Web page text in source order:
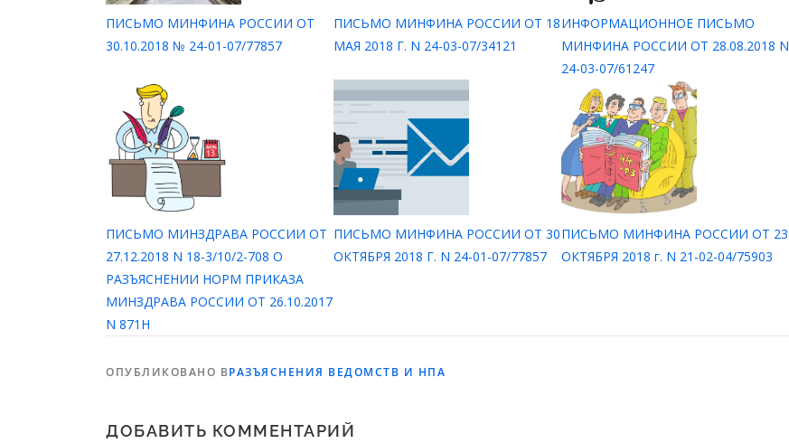
ПИСЬМО МИНФИНА РОССИИ ОТ
30.10.2018 № 24-01-07/77857
ПИСЬМО МИНФИНА РОССИИ ОТ 18
МАЯ 2018 Г. N 24-03-07/34121
ИНФОРМАЦИОННОЕ ПИСЬМО
МИНФИНА РОССИИ ОТ 28.08.2018 N
24-03-07/61247
ПИСЬМО МИНЗДРАВА РОССИИ ОТ
27.12.2018 N 18-3/10/2-708 О
РАЗЪЯСНЕНИИ НОРМ ПРИКАЗА
МИНЗДРАВА РОССИИ ОТ 26.10.2017
N 871Н
ПИСЬМО МИНФИНА РОССИИ ОТ 30
ОКТЯБРЯ 2018 Г. N 24-01-07/77857
ПИСЬМО МИНФИНА РОССИИ ОТ 23
ОКТЯБРЯ 2018 г. N 21-02-04/75903
ОПУБЛИКОВАНО ВРАЗЪЯСНЕНИЯ ВЕДОМСТВ И НПА
ДОБАВИТЬ КОММЕНТАРИЙ